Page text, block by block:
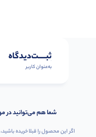
ثبـــــت‌دیدگاه
به‌عنوان کاربر
شما هم می‌توانید در
اگر این محصول را قبلا خریده